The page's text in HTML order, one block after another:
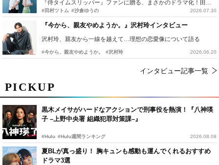
PICKUP
黒木メイサがハードなアクションで刑事役を熱演！『八神瑛
子 –上野中央署 組織犯罪対策課–』
#Hulu #Hulu週間ランキング 2026.08.08
夏BLが真っ盛り！ 胸キュンも感動も運んでくれるおすすめ
ドラマ3選
『侍タイムスリッパー』ファンに贈る、まさかのドラマ化！田村ツトム×沙倉ゆうのが語る『心配無用ノ介』撮影秘話
#田村ツトム #沙倉ゆうの 2026.07.30
『今から、親友やめようか。』沢村玲インタビュー
沢村玲、親友から一線を越えて…理想の恋愛像について語る
#今から、親友やめようか。 #沢村玲 2026.06.20
インタビュー記事一覧